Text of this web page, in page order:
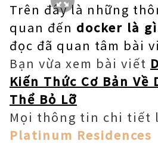
Trên đây là những
quan đến docker là gì
đọc đã quan tâm bài
Bạn vừa xem bài viết
Kiến Thức Cơ Bản Về
Thể Bỏ Lỡ
Mọi thông tin chi tiết
Platinum Residences